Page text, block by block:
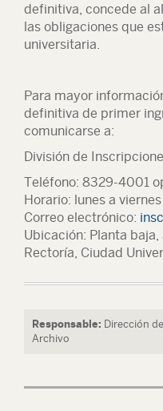
definitiva, concede al
las obligaciones que
universitaria.
Para mayor
definitiva de primer
comunicarse a:
División de
Teléfono: 8329-4001
Horario: lunes a
Correo electrónico:
Ubicación: Planta
Rectoría, Ciudad
Responsable: Dirección
Archivo